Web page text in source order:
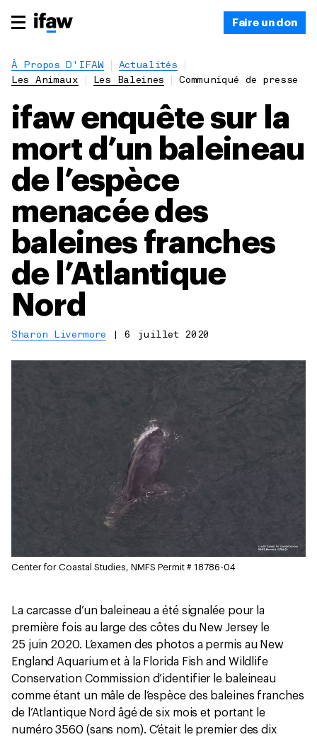
Faire un don
À Propos D'IFAW
Actualités
Les Animaux
Les Baleines Communiqué de presse
ifaw enquête sur la
mort d’un baleineau
de l’espèce
menacée des
baleines franches
de l’Atlantique
Nord
Sharon Livermore |6 juillet 2020
Center for Coastal Studies, NMFS Permit # 18786-04
La carcasse d’un baleineau a été signalée pour la
première fois au large des côtes du New Jersey le
25 juin 2020. L’examen des photos a permis au New
England Aquarium et à la Florida Fish and Wildlife
Conservation Commission d’identifier le baleineau
comme étant un mâle de l’espèce des baleines franches
de l’Atlantique Nord âgé de six mois et portant le
numéro 3560 (sans nom). C’était le premier des dix